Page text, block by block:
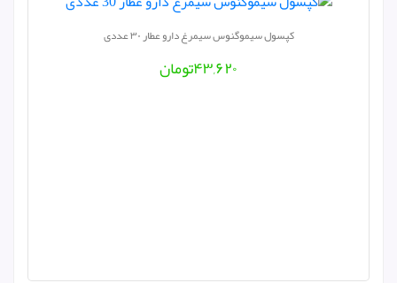
کپسول سیموگنوس سیمرغ دارو عطار ۳۰ عددی
۴۳,۶۲۰تومان